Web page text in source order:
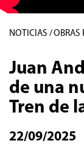
NOTICIAS / OBRAS
Juan
de una
Tren de
22/09/2025